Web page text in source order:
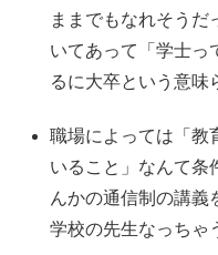
ままでもなれそうだ
いてあって「学士っ
るに大卒という意味
職場によっては「教
いること」なんて条
んかの通信制の講義
学校の先生なっちゃ